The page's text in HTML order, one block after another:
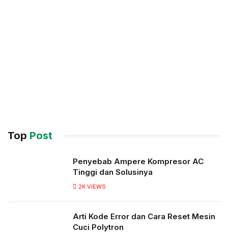
Top Post
Penyebab Ampere Kompresor AC
Tinggi dan Solusinya
2K VIEWS
Arti Kode Error dan Cara Reset Mesin
Cuci Polytron